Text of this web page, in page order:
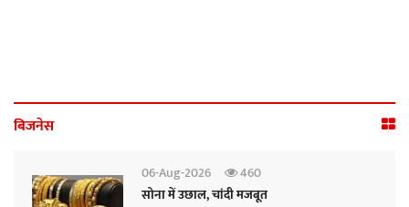
बिजनेस
06-Aug-2026
460
सोना में उछाल, चांदी मजबूत